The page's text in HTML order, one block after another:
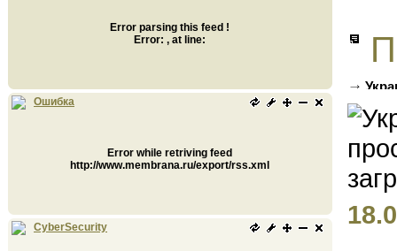
Error parsing this feed !
Error: , at line:
Ошибка
Error while retriving feed
http://www.membrana.ru/export/rss.xml
CyberSecurity
и